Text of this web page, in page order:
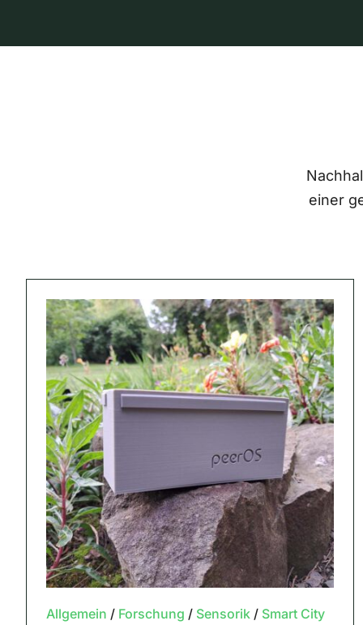
einer
Allgemein / Forschung / Sensorik/ Smart City